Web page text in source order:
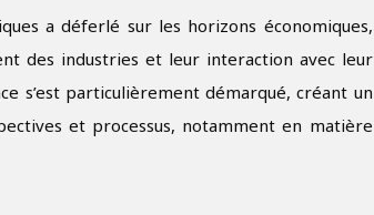
a déferlé sur les horizons économiques,
des industries et leur interaction avec leur
s’est particulièrement démarqué, créant un
et processus, notamment en matière